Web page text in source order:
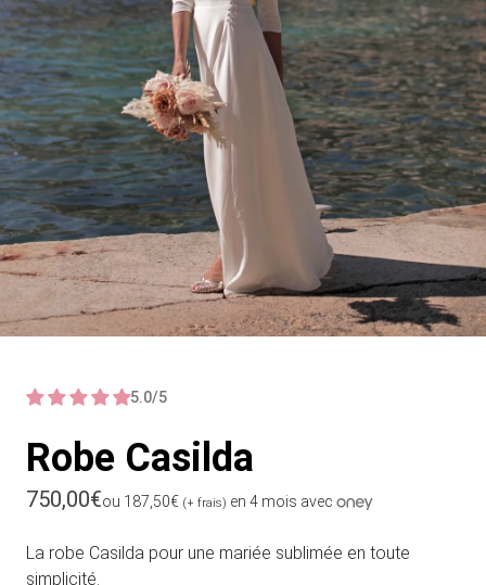
5.0/5
Robe Casilda
Prix habituel
750,00€ou 187,50€ (+ frais) en 4 mois avec
La robe Casilda pour une mariée sublimée en toute
simplicité.